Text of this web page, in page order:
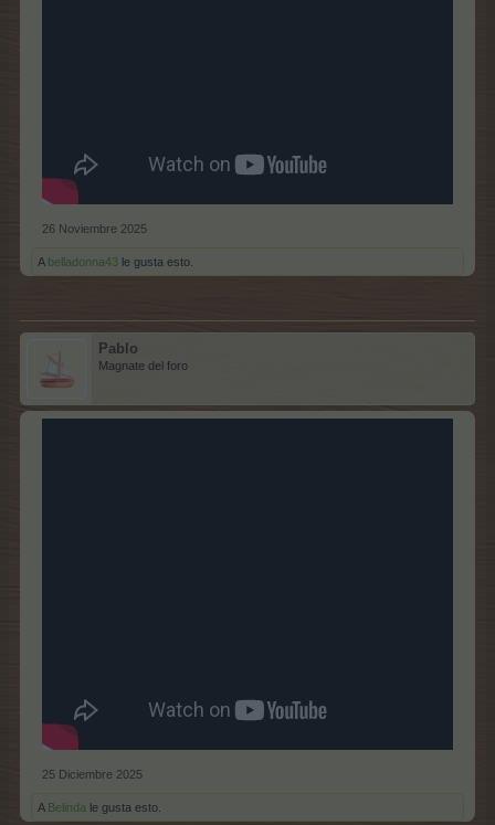
26 Noviembre 2025
A belladonna43 le gusta esto.
Pablo
Magnate del foro
25 Diciembre 2025
A Belinda le gusta esto.